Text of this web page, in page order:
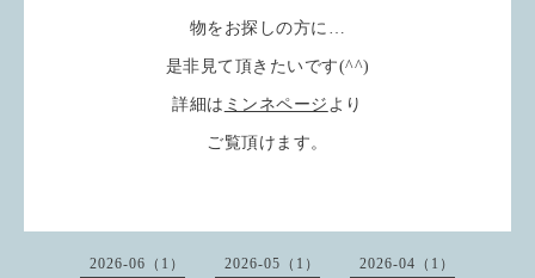
物をお探しの方に…
是非見て頂きたいです(^^)
詳細は ミンネページ より
ご覧頂けます。
2026-06（1） 2026-05（1） 2026-04（1）